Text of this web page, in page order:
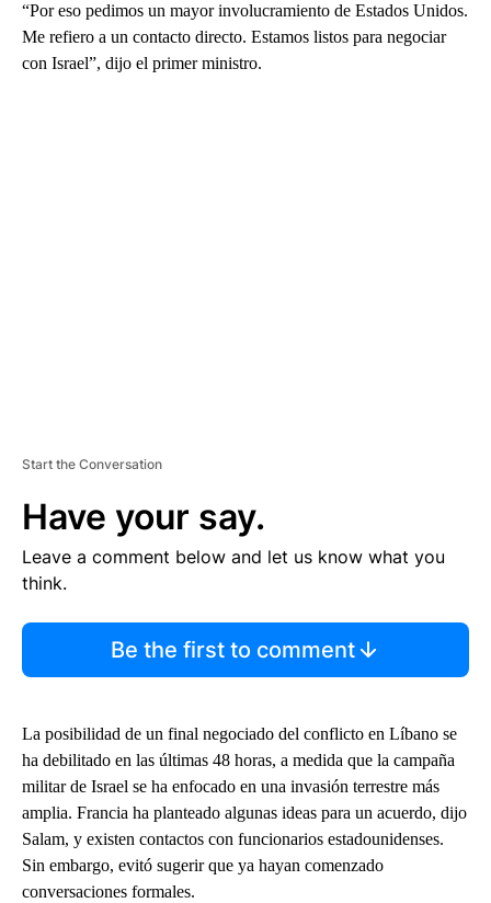
“Por eso pedimos un mayor involucramiento de Estados Unidos.
Me refiero a un contacto directo. Estamos listos para negociar
con Israel”, dijo el primer ministro.
Start the Conversation
Have your say.
Leave a comment below and let us know what you
think.
Be the first to comment
La posibilidad de un final negociado del conflicto en Líbano se
ha debilitado en las últimas 48 horas, a medida que la campaña
militar de Israel se ha enfocado en una invasión terrestre más
amplia. Francia ha planteado algunas ideas para un acuerdo, dijo
Salam, y existen contactos con funcionarios estadounidenses.
Sin embargo, evitó sugerir que ya hayan comenzado
conversaciones formales.